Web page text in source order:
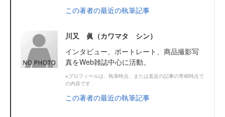
この著者の最近の執筆記事
川又 眞（カワマタ シン）
インタビュー、ポートレート、商品撮影写
真をWeb雑誌中心に活動。
※プロフィールは、執筆時点、または直近の記事の寄稿時点で
の内容です
この著者の最近の執筆記事